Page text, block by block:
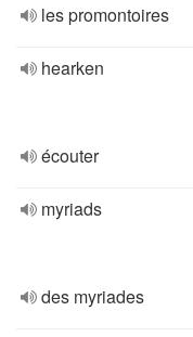
les promontoires
hearken
écouter
myriads
des myriades